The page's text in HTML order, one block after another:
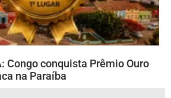
Congo conquista Prêmio Ouro
na Paraíba